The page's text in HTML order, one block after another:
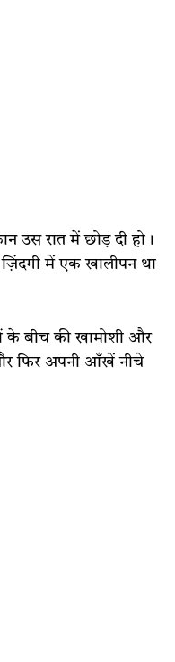
उस रात में छोड़ दी हो।
में एक खालीपन था
के बीच की खामोशी और
फिर अपनी आँखें नीचे